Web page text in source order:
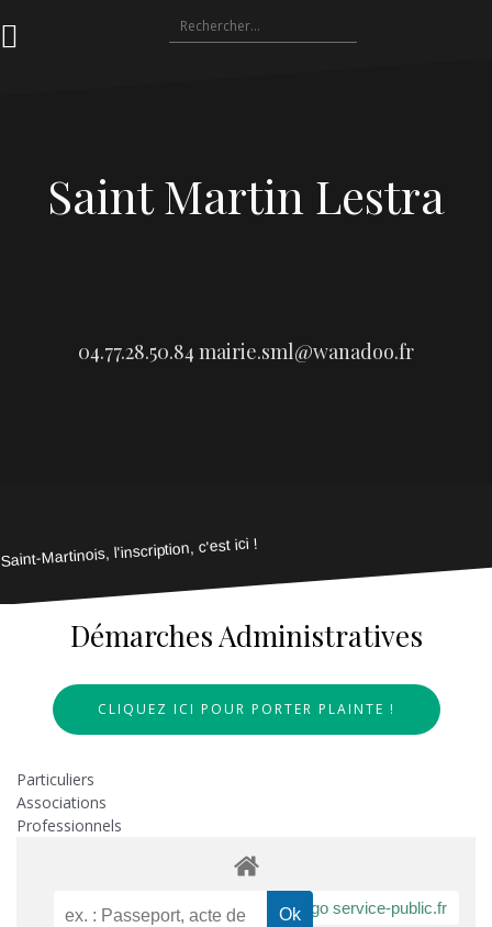
au
Rechercher :
Saint Martin Lestra
04.77.28.50.84 mairie.sml@wanadoo.fr
Saint-Martinois, l'inscription, c'est ici !
Démarches Administratives
CLIQUEZ ICI POUR PORTER PLAINTE !
Particuliers
Associations
Professionnels